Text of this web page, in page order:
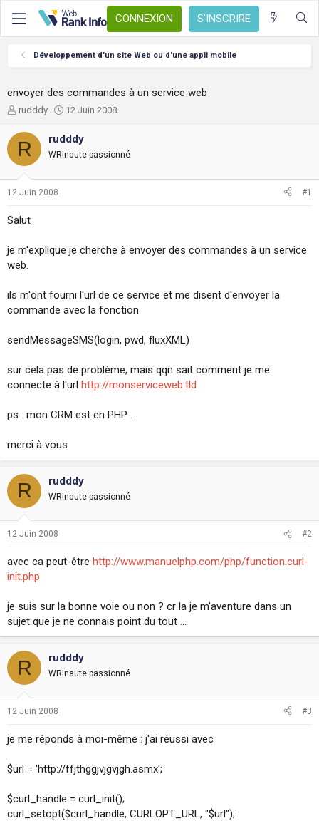
CONNEXION S'INSCRIRE
Développement d'un site Web ou d'une appli mobile
envoyer des commandes à un service web
A
t
e
d
a
i
s
s
s
o
rudddy
D
t
d
12 Juin 2008
R rudddy
WRInaute passionné
12 Juin 2008 #1
Salut
je m'explique je cherche à envoyer des commandes à un service
web.
ils m'ont fourni l'url de ce service et me disent d'envoyer la
commande avec la fonction
sendMessageSMS(login, pwd, fluxXML)
sur cela pas de problème, mais qqn sait comment je me
connecte à l'url http://monserviceweb.tld
ps : mon CRM est en PHP ...
merci à vous
R rudddy
WRInaute passionné
12 Juin 2008 #2
avec ca peut-être http://www.manuelphp.com/php/function.curl-
init.php
je suis sur la bonne voie ou non ? cr la je m'aventure dans un
sujet que je ne connais point du tout ...
R rudddy
WRInaute passionné
12 Juin 2008 #3
je me réponds à moi-même : j'ai réussi avec
$url = 'http://ffjthggjvjgvjgh.asmx';
$curl_handle = curl_init();
curl_setopt($curl_handle, CURLOPT_URL, "$url");